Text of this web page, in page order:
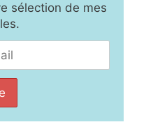
sélection de mes